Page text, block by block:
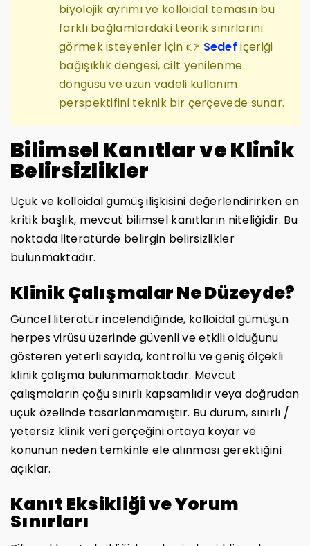
biyolojik ayrımı ve kolloidal temasın bu
farklı bağlamlardaki teorik sınırlarını
görmek isteyenler için 👉 Sedef içeriği
bağışıklık dengesi, cilt yenilenme
döngüsü ve uzun vadeli kullanım
perspektifini teknik bir çerçevede sunar.
Bilimsel Kanıtlar ve Klinik
Belirsizlikler
Uçuk ve kolloidal gümüş ilişkisini değerlendirirken en
kritik başlık, mevcut bilimsel kanıtların niteliğidir. Bu
noktada literatürde belirgin belirsizlikler
bulunmaktadır.
Klinik Çalışmalar Ne Düzeyde?
Güncel literatür incelendiğinde, kolloidal gümüşün
herpes virüsü üzerinde güvenli ve etkili olduğunu
gösteren yeterli sayıda, kontrollü ve geniş ölçekli
klinik çalışma bulunmamaktadır. Mevcut
çalışmaların çoğu sınırlı kapsamlıdır veya doğrudan
uçuk özelinde tasarlanmamıştır. Bu durum, sınırlı /
yetersiz klinik veri gerçeğini ortaya koyar ve
konunun neden temkinle ele alınması gerektiğini
açıklar.
Kanıt Eksikliği ve Yorum
Sınırları